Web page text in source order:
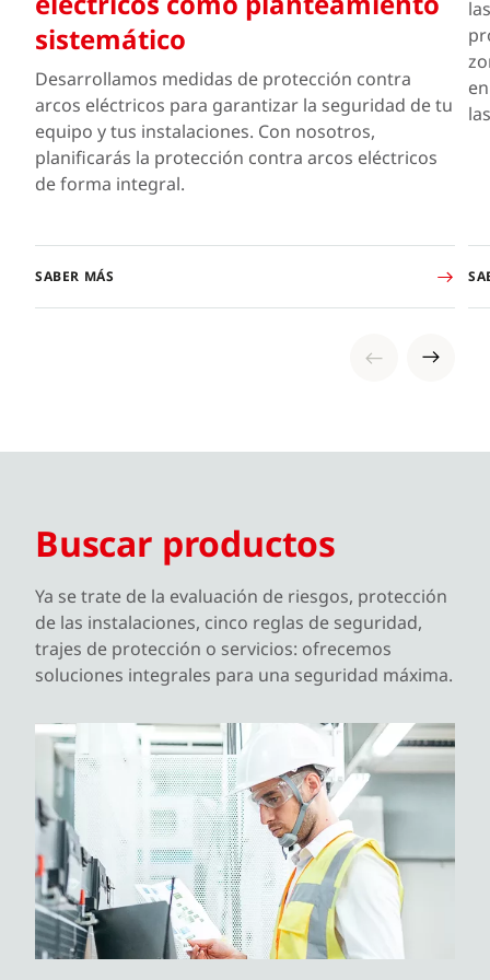
sistemático
Desarrollamos medidas de protección contra
arcos eléctricos para garantizar la seguridad de tu
equipo y tus instalaciones. Con nosotros,
planificarás la protección contra arcos eléctricos
de forma integral.
SABER MÁS
Buscar productos
Ya se trate de la evaluación de riesgos, protección
de las instalaciones, cinco reglas de seguridad,
trajes de protección o servicios: ofrecemos
soluciones integrales para una seguridad máxima.